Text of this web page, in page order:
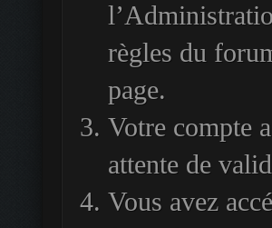
règles du
page.
Votre compte
attente de
Vous avez